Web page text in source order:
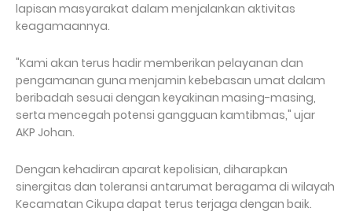
lapisan masyarakat dalam menjalankan aktivitas
keagamaannya.
"Kami akan terus hadir memberikan pelayanan dan
pengamanan guna menjamin kebebasan umat dalam
beribadah sesuai dengan keyakinan masing-masing,
serta mencegah potensi gangguan kamtibmas," ujar
AKP Johan.
Dengan kehadiran aparat kepolisian, diharapkan
sinergitas dan toleransi antarumat beragama di wilayah
Kecamatan Cikupa dapat terus terjaga dengan baik.